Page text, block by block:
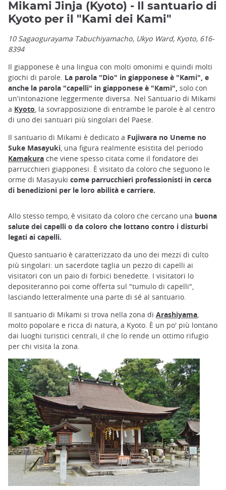
Mikami Jinja (Kyoto) - Il santuario di
Kyoto per il "Kami dei Kami"
10 Sagaogurayama Tabuchiyamacho, Ukyo Ward, Kyoto, 616-
8394
Il giapponese è una lingua con molti omonimi e quindi molti
giochi di parole. La parola "Dio" in giapponese è "Kami", e
anche la parola "capelli" in giapponese è "Kami", solo con
un'intonazione leggermente diversa. Nel Santuario di Mikami
a Kyoto, la sovrapposizione di entrambe le parole è al centro
di uno dei santuari più singolari del Paese.
Il santuario di Mikami è dedicato a Fujiwara no Uneme no
Suke Masayuki, una figura realmente esistita del periodo
Kamakura che viene spesso citata come il fondatore dei
parrucchieri giapponesi. È visitato da coloro che seguono le
orme di Masayuki come parrucchieri professionisti in cerca
di benedizioni per le loro abilità e carriere.
Allo stesso tempo, è visitato da coloro che cercano una buona
salute dei capelli o da coloro che lottano contro i disturbi
legati ai capelli.
Questo santuario è caratterizzato da uno dei mezzi di culto
più singolari: un sacerdote taglia un pezzo di capelli ai
visitatori con un paio di forbici benedette. I visitatori lo
depositeranno poi come offerta sul "tumulo di capelli",
lasciando letteralmente una parte di sé al santuario.
Il santuario di Mikami si trova nella zona di Arashiyama,
molto popolare e ricca di natura, a Kyoto. È un po' più lontano
dai luoghi turistici centrali, il che lo rende un ottimo rifugio
per chi visita la zona.